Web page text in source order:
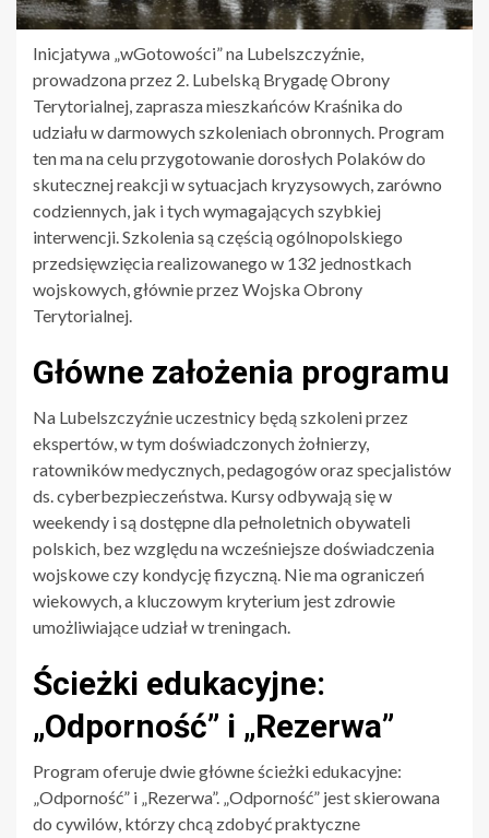
Inicjatywa „wGotowości” na Lubelszczyźnie,
prowadzona przez 2. Lubelską Brygadę Obrony
Terytorialnej, zaprasza mieszkańców Kraśnika do
udziału w darmowych szkoleniach obronnych. Program
ten ma na celu przygotowanie dorosłych Polaków do
skutecznej reakcji w sytuacjach kryzysowych, zarówno
codziennych, jak i tych wymagających szybkiej
interwencji. Szkolenia są częścią ogólnopolskiego
przedsięwzięcia realizowanego w 132 jednostkach
wojskowych, głównie przez Wojska Obrony
Terytorialnej.
Główne założenia programu
Na Lubelszczyźnie uczestnicy będą szkoleni przez
ekspertów, w tym doświadczonych żołnierzy,
ratowników medycznych, pedagogów oraz specjalistów
ds. cyberbezpieczeństwa. Kursy odbywają się w
weekendy i są dostępne dla pełnoletnich obywateli
polskich, bez względu na wcześniejsze doświadczenia
wojskowe czy kondycję fizyczną. Nie ma ograniczeń
wiekowych, a kluczowym kryterium jest zdrowie
umożliwiające udział w treningach.
Ścieżki edukacyjne:
„Odporność” i „Rezerwa”
Program oferuje dwie główne ścieżki edukacyjne:
„Odporność” i „Rezerwa”. „Odporność” jest skierowana
do cywilów, którzy chcą zdobyć praktyczne